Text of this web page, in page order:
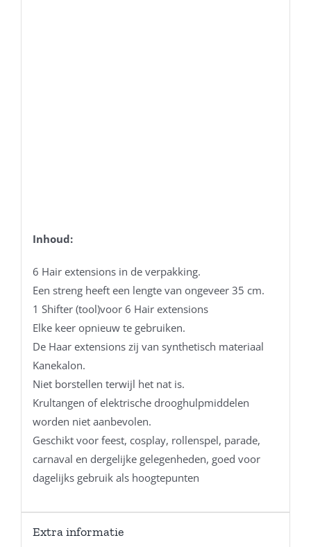
Inhoud:
6 Hair extensions in de verpakking.
Een streng heeft een lengte van ongeveer 35 cm.
1 Shifter (tool)voor 6 Hair extensions
Elke keer opnieuw te gebruiken.
De Haar extensions zij van synthetisch materiaal
Kanekalon.
Niet borstellen terwijl het nat is.
Krultangen of elektrische drooghulpmiddelen
worden niet aanbevolen.
Geschikt voor feest, cosplay, rollenspel, parade,
carnaval en dergelijke gelegenheden, goed voor
dagelijks gebruik als hoogtepunten
Extra informatie